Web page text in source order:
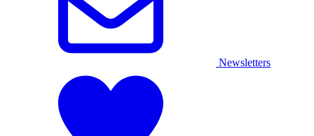
Newsletters